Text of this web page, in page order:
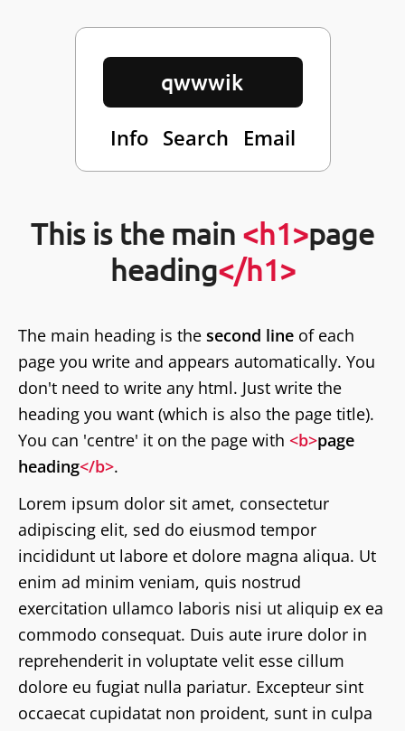
qwwwik
Info Search Email
This is the main <h1>page
heading</h1>
The main heading is the second line of each
page you write and appears automatically. You
don't need to write any html. Just write the
heading you want (which is also the page title).
You can 'centre' it on the page with <b>page
heading</b>.
Lorem ipsum dolor sit amet, consectetur
adipiscing elit, sed do eiusmod tempor
incididunt ut labore et dolore magna aliqua. Ut
enim ad minim veniam, quis nostrud
exercitation ullamco laboris nisi ut aliquip ex ea
commodo consequat. Duis aute irure dolor in
reprehenderit in voluptate velit esse cillum
dolore eu fugiat nulla pariatur. Excepteur sint
occaecat cupidatat non proident, sunt in culpa